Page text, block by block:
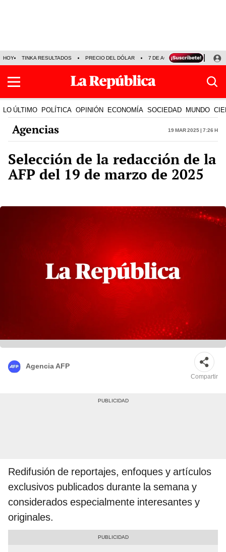
HOY TINKA RESULTADOS PRECIO DEL DÓLAR 7 DE AGOSTO OLLANTA
LO ÚLTIMO POLÍTICA OPINIÓN ECONOMÍA SOCIEDAD MUNDO
Agencias 19 Mar 2025 | 7:26 h
Selección de la redacción de la
AFP del 19 de marzo de 2025
Agencia AFP
Compartir
Redifusión de reportajes, enfoques y artículos
exclusivos publicados durante la semana y
considerados especialmente interesantes y
originales.